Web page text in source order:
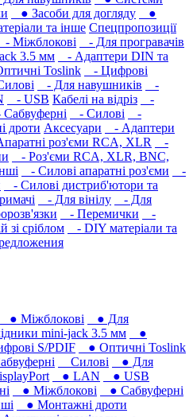
● Засоби для догляду
●
та інше Спецпропозиції
- Міжблокові
- Для програвачів
3.5 мм
- Адаптери DIN та
Toslink
- Цифрові
- Для навушників‎
-
- USB Кабелі на відріз
-
- Силові
-
дроти Аксесуари
- Адаптери
роз'єми RCA, XLR
-
- Роз'єми RCA, XLR, BNC,
- Силові апаратні роз'єми
-
- Силові дистриб'ютори та
- Для вінілу
- Для
- Перемички
-
зі сріблом
- DIY матеріали та
● Міжблокові
● Для
mini-jack 3.5 мм
●
S/PDIF
● Оптичні Toslink
Силові
● Для
● LAN
● USB
● Міжблокові
● Сабвуферні
● Монтажні дроти